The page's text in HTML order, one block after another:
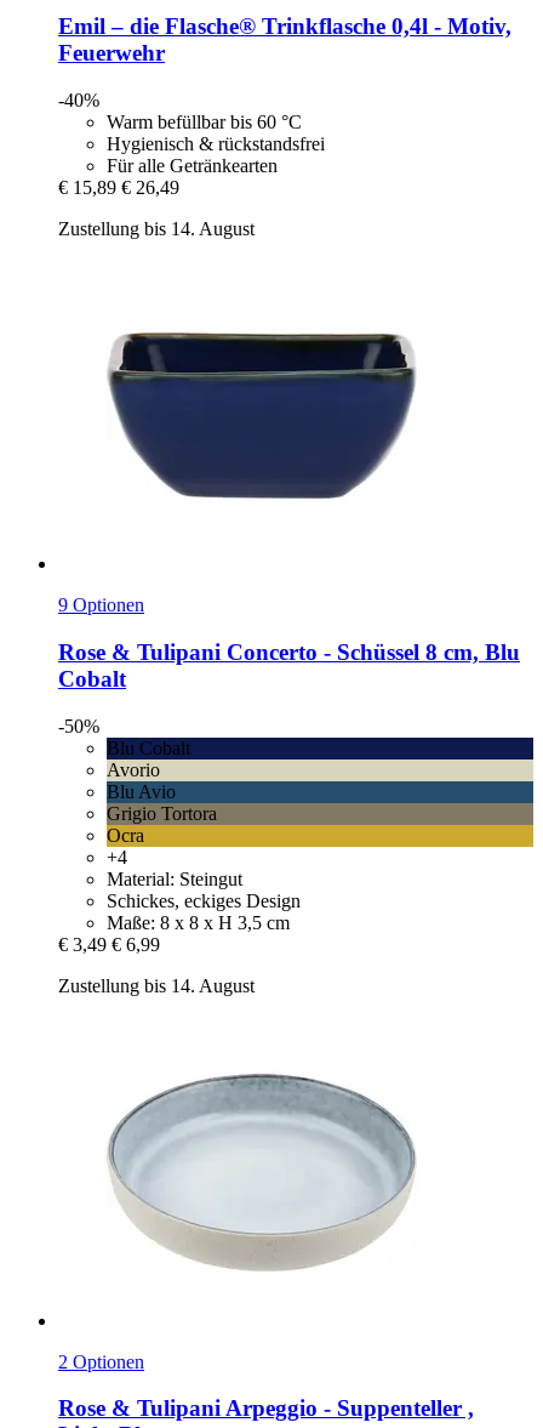
Emil – die Flasche® Trinkflasche 0,4l -​ Motiv,
Feuerwehr
-40%
Warm befüllbar bis 60 °C
Hygienisch & rückstandsfrei
Für alle Getränkearten
€ 15,89 € 26,49
Zustellung bis 14. August
9 Optionen
Rose & Tulipani Concerto -​ Schüssel 8 cm, Blu
Cobalt
-50%
Blu Cobalt
Avorio
Blu Avio
Grigio Tortora
Ocra
+4
Material: Steingut
Schickes, eckiges Design
Maße: 8 x 8 x H 3,5 cm
€ 3,49 € 6,99
Zustellung bis 14. August
2 Optionen
Rose & TulipaniArpeggio -​ Suppenteller ,